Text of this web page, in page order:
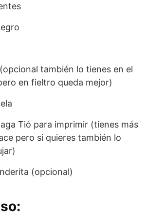
también lo tienes en el
en fieltro queda mejor)
Tió para imprimir (tienes más
pero si quieres también lo
(opcional)